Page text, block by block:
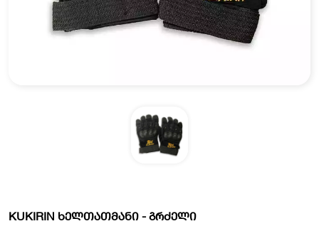
KUKIRIN ᲮᲔᲚᲗᲐᲗᲛᲐᲜᲘ - ᲒᲠᲫᲔᲚᲘ